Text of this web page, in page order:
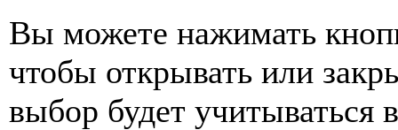
Вы можете нажимать
чтобы открывать или
выбор будет